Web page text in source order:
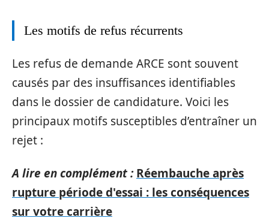
Les motifs de refus récurrents
Les refus de demande ARCE sont souvent
causés par des insuffisances identifiables
dans le dossier de candidature. Voici les
principaux motifs susceptibles d’entraîner un
rejet :
A lire en complément : Réembauche après
rupture période d'essai : les conséquences
sur votre carrière